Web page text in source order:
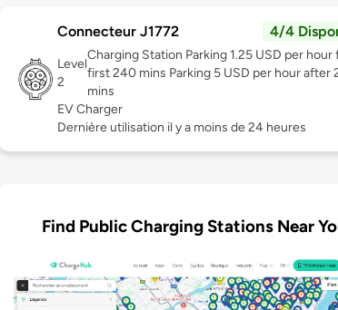
Connecteur J1772 4/4
Level
2
Charging Station Parking 1.25 USD per hour
first 240 mins Parking 5 USD per hour after
mins
EV Charger
Dernière utilisation il y a moins de 24 heures
Find Public Charging Stations Near